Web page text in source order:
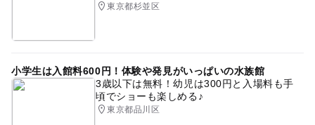
東京都杉並区
小学生は入館料600円！体験や発見がいっぱいの水族館
3歳以下は無料！幼児は300円と入場料も手
頃でショーも楽しめる♪
東京都品川区